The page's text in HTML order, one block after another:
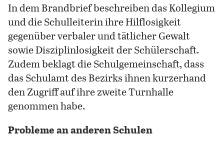
In dem Brandbrief beschreiben das Kollegium
und die Schulleiterin ihre Hilflosigkeit
gegenüber verbaler und tätlicher Gewalt
sowie Disziplinlosigkeit der Schülerschaft.
Zudem beklagt die Schulgemeinschaft, dass
das Schulamt des Bezirks ihnen kurzerhand
den Zugriff auf ihre zweite Turnhalle
genommen habe.
Probleme an anderen Schulen